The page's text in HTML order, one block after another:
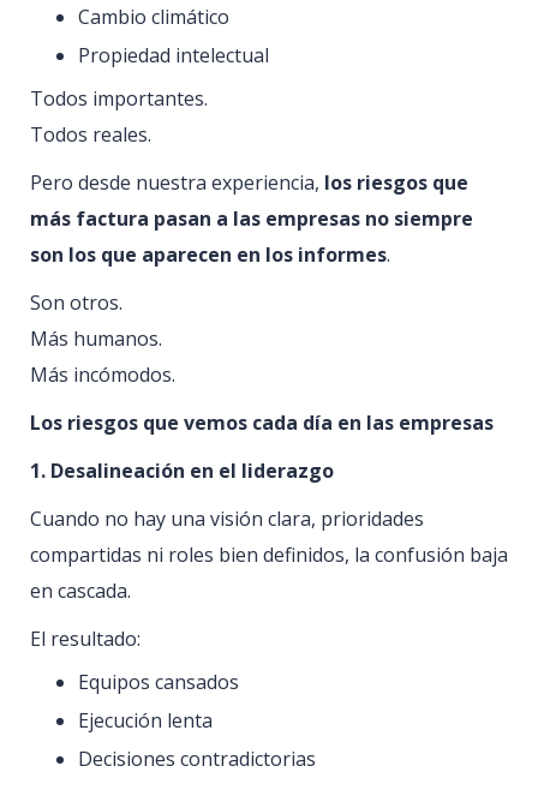
Cambio climático
Propiedad intelectual
Todos importantes.
Todos reales.
Pero desde nuestra experiencia, los riesgos que
más factura pasan a las empresas no siempre
son los que aparecen en los informes.
Son otros.
Más humanos.
Más incómodos.
Los riesgos que vemos cada día en las empresas
1. Desalineación en el liderazgo
Cuando no hay una visión clara, prioridades
compartidas ni roles bien definidos, la confusión baja
en cascada.
El resultado:
Equipos cansados
Ejecución lenta
Decisiones contradictorias